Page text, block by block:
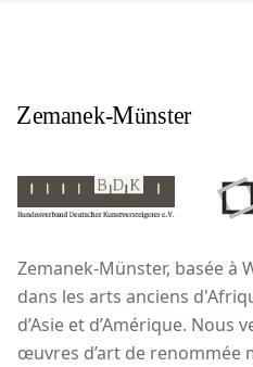
Zemanek-Münster, basée à
dans les arts anciens
d’Asie et d’Amérique. Nous
œuvres d’art de renommée